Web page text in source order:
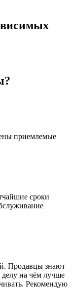
приемлемые
сроки
Продавцы знают
делу на чём лучше
Рекомендую